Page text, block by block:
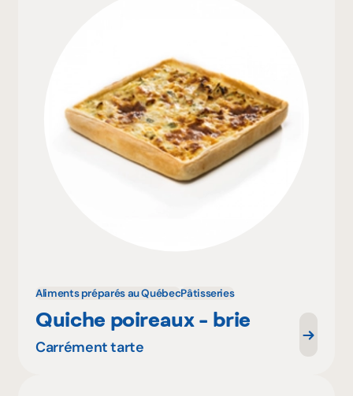
Aliments préparés au QuébecPâtisseries
Quiche poireaux - brie
Carrément tarte